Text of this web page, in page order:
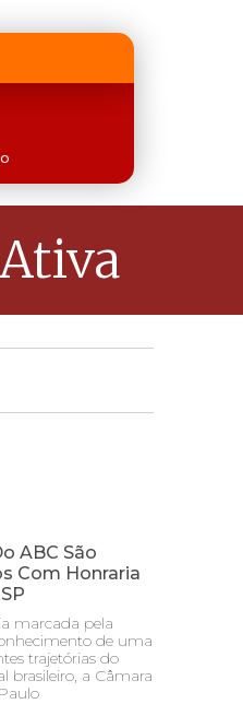
ABC São
Com Honraria
marcada pela
de uma
trajetórias do
brasileiro, a Câmara